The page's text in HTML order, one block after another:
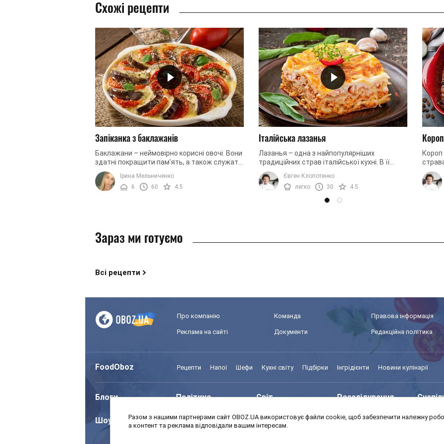
Схожі рецепти
Запіканка з баклажанів
Баклажани – неймовірно корисні овочі. Вони
здатні покращити пам'ять, а також служать
прекрасним антиоксидантом. Крім того,
вживання баклажанів ...
Ірина Мельниченко
6
60 4.5
Італійська лазанья
Лазанья – одна з найпопулярніших
традиційних страв італійської кухні. В її
основі соковитий м'ясний фарш, багато сиру
і ніжне листкове тісто. ...
Євген Клопотенко
легко
30 4.5
Короп
з
Зараз ми готуємо
Всі рецепти
Про компанію Команда Правова інформація
Реклама на сайті Документи Редакційна політика
FoodOboz Рецепти Напої Шефи Кухні світу Підбірки Інгрідієнти Новини кулінарії
Блоги Політика Світ Розслідування
Шоу Спорт Моя школа Авто
Разом з нашими партнерами сайт OBOZ.UA використовує файли cookie, щоб забезпечити належну
а контент та реклама відповідали вашим інтересам.